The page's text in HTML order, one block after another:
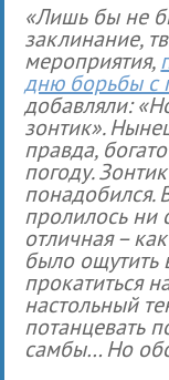
«Лишь бы не
заклинание,
мероприятия,
дню борьбы с
добавляли:
зонтик».
правда,
погоду.
понадобился.
пролилось ни
отличная –
было ощутить
прокатиться
настольный
потанцевать
самбы… Но